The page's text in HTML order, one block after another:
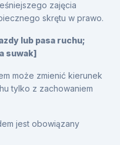
zajęcia
skrętu w prawo.
lub pasa ruchu;
suwak]
może zmienić kierunek
tylko z zachowaniem
jest obowiązany